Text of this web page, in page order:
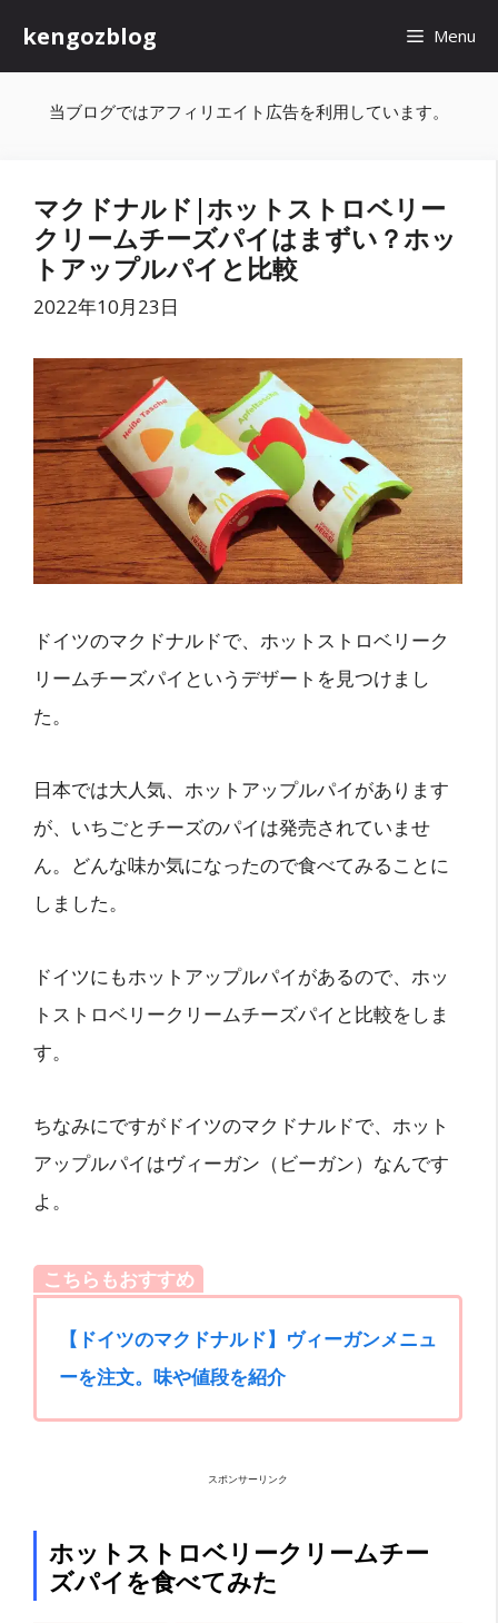
kengozblog Menu
当ブログではアフィリエイト広告を利用しています。
マクドナルド|ホットストロベリー
クリームチーズパイはまずい？ホッ
トアップルパイと比較
2022年10月23日
ドイツのマクドナルドで、ホットストロベリーク
リームチーズパイというデザートを見つけまし
た。
日本では大人気、ホットアップルパイがあります
が、いちごとチーズのパイは発売されていませ
ん。どんな味か気になったので食べてみることに
しました。
ドイツにもホットアップルパイがあるので、ホッ
トストロベリークリームチーズパイと比較をしま
す。
ちなみにですがドイツのマクドナルドで、ホット
アップルパイはヴィーガン（ビーガン）なんです
よ。
こちらもおすすめ
【ドイツのマクドナルド】ヴィーガンメニュ
ーを注文。味や値段を紹介
スポンサーリンク
ホットストロベリークリームチー
ズパイを食べてみた